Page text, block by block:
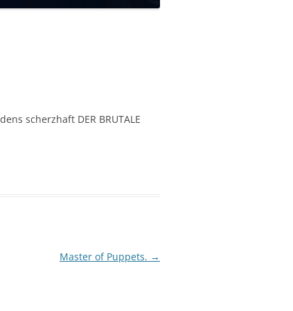
scherzhaft DER BRUTALE
Master of Puppets. →